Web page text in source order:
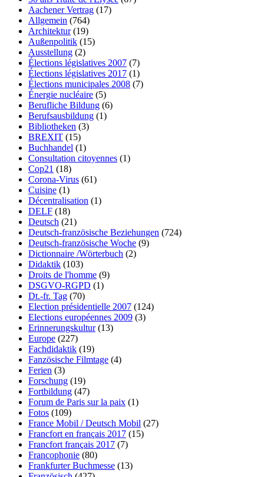
Aachener Vertrag (17)
Allgemein (764)
Architektur(19)
Außenpolitik (15)
Ausstellung (2)
Élections législatives 2007 (7)
Élections législatives 2017 (1)
Élections municipales 2008 (7)
Énergie nucléaire (5)
Berufliche Bildung (6)
Berufsausbildung (1)
Bibliotheken (3)
BREXIT (15)
Buchhandel (1)
Consultation citoyennes (1)
Cop21 (18)
Corona-Virus (61)
Cuisine (1)
Décentralisation (1)
DELF (18)
Deutsch (21)
Deutsch-französische Beziehungen (724)
Deutsch-französische Woche (9)
Dictionnaire /Wörterbuch (2)
Didaktik (103)
Droits de l'homme (9)
DSGVO-RGPD (1)
Dt.-fr. Tag (70)
Election présidentielle 2007 (124)
Elections européennes 2009 (3)
Erinnerungskultur(13)
Europe (227)
Fachdidaktik (19)
Fanzösische Filmtage (4)
Ferien (3)
Forschung (19)
Fortbildung (47)
Forum de Paris sur la paix (1)
Fotos (109)
France Mobil / Deutsch Mobil (27)
Francfort en français 2017 (15)
Francfort français 2017 (7)
Francophonie (80)
Frankfurter Buchmesse (13)